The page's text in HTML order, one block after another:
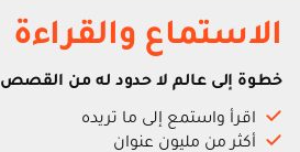
الاستماع والقراءة
خطوة إلى عالم لا حدود له من القصص
اقرأ واستمع إلى ما تريده
أكثر من مليون عنوان